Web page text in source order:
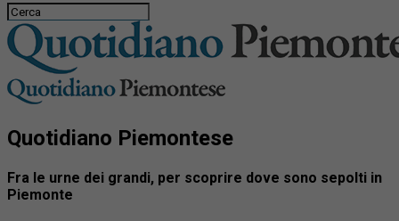
Quotidiano Piemontese
Fra le urne dei grandi, per scoprire dove sono sepolti in
Piemonte